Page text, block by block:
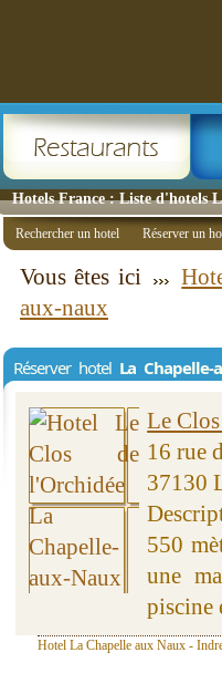
Hotels France : Liste d'hotels
Rechercher un hotel Réserver un
Vous êtes ici
aux-naux
Réserver hotel La Chapelle-
Le
16 rue
37130
550
une
piscine
Hotel La Chapelle aux Naux -